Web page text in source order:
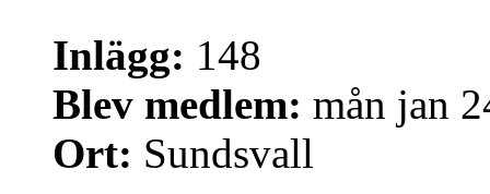
Inlägg: 148
Blev medlem: mån jan
Ort: Sundsvall